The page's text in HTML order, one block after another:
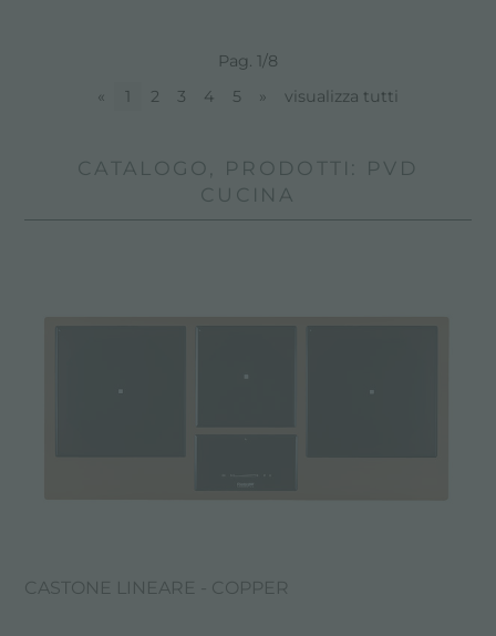
Pag. 1/8
«
1 2 3 4 5 » visualizza tutti
CATALOGO, PRODOTTI: PVD
CUCINA
CASTONE LINEARE - COPPER